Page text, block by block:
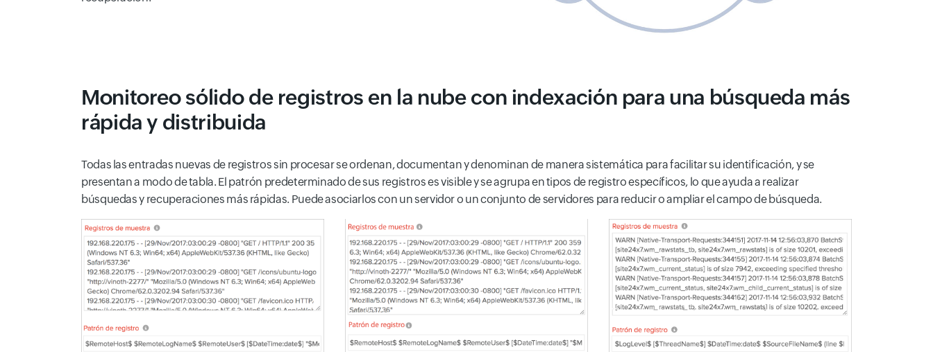
Monitoreo sólido de registros en la nube con indexación para una búsqueda más
rápida y distribuida
Todas las entradas nuevas de registros sin procesar se ordenan, documentan y denominan de manera sistemática para facilitar su identificación, y se
presentan a modo de tabla. El patrón predeterminado de sus registros es visible y se agrupa en tipos de registro específicos, lo que ayuda a realizar
búsquedas y recuperaciones más rápidas. Puede asociarlos con un servidor o un conjunto de servidores para reducir o ampliar el campo de búsqueda.